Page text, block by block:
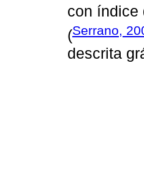
con índice
(Serrano,
descrita